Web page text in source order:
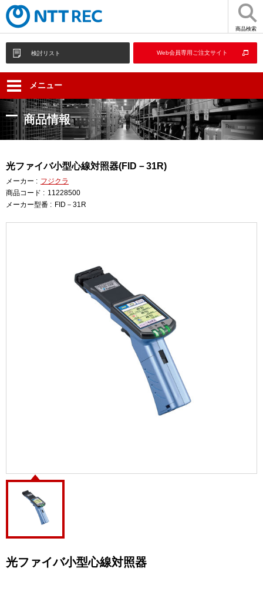
商品検索
検討リスト Web会員専用ご注文サイト
メニュー
商品情報
光ファイバ小型心線対照器(FID－31R)
メーカー : フジクラ
商品コード : 11228500
メーカー型番 : FID－31R
光ファイバ小型心線対照器